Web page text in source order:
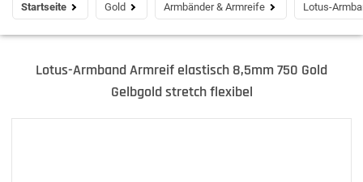
Startseite Gold Armbänder & Armreife Lotus-
Lotus-Armband Armreif elastisch 8,5mm 750 Gold
Gelbgold stretch flexibel